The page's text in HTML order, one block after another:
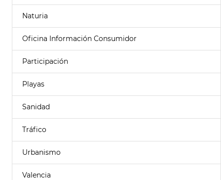
Naturia
Oficina Información Consumidor
Participación
Playas
Sanidad
Tráfico
Urbanismo
Valencia